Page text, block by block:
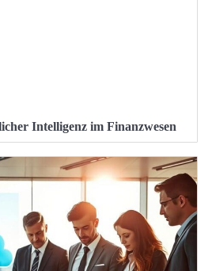
Intelligenz im Finanzwesen